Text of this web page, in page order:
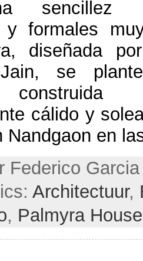
sencillez
y formales
diseñada
se
cálido y
Nandgaon en
Federico
Architectuur,
, Palmyra House